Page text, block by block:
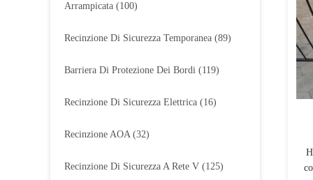
Arrampicata (100)
Recinzione Di Sicurezza Temporanea (89)
Barriera Di Protezione Dei Bordi (119)
Recinzione Di Sicurezza Elettrica (16)
Recinzione AOA (32)
Recinzione Di Sicurezza A Rete V (125)